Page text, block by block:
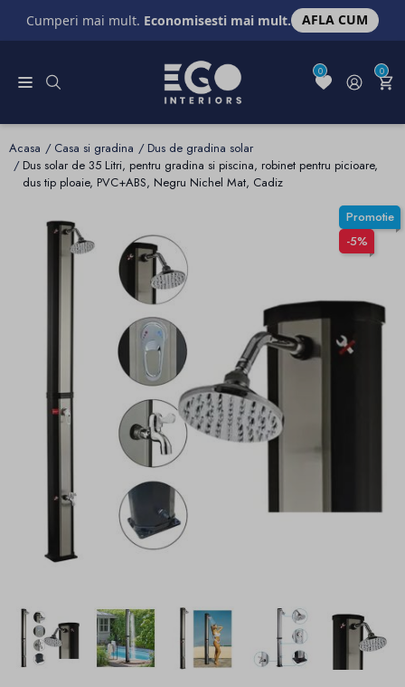
Cumperi mai mult. Economisesti mai mult. AFLA CUM
0 0
Acasa Casa si gradina
Dus de gradina solar
Dus solar de 35 Litri, pentru gradina si piscina, robinet pentru picioare,
dus tip ploaie, PVC+ABS, Negru Nichel Mat, Cadiz
Promotie
-5%